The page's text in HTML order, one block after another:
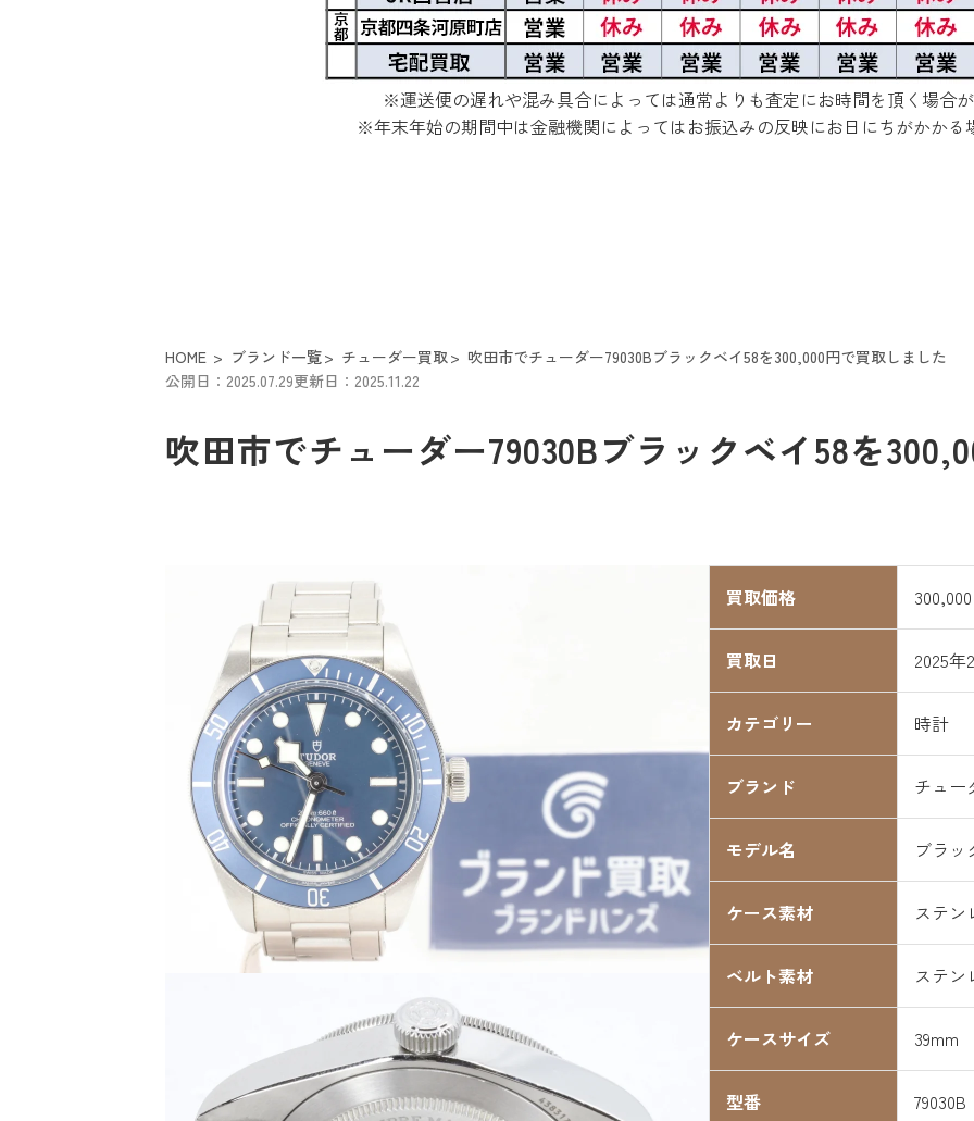
※運送便の遅れや混み具合によっては通常よりも査定にお時間を頂く場合が
※年末年始の期間中は金融機関によってはお振込みの反映にお日にちがかかる
HOME ブランド一覧 チューダー買取
吹田市でチューダー79030Bブラックベイ58を300,000円で買取しました
公開日：2025.07.29更新日：2025.11.22
吹田市でチューダー79030Bブラックベイ58を
買取価格
買取日 2025年
カテゴリー 時計
ブランド チュー
モデル名 ブラッ
ケース素材 ステン
ベルト素材 ステン
ケースサイズ 39mm
型番 79030B